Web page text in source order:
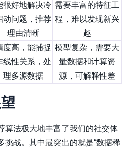
很好地解决冷
动问题，推荐
理由清晰
需要丰富的特征工
程，难以发现新兴
趣
度高，能捕捉
线性关系，处
理多源数据
模型复杂，需要大
量数据和计算资
源，可解释性差
算法极大地丰富了我们的社交体
挑战。其中最突出的就是“数据稀